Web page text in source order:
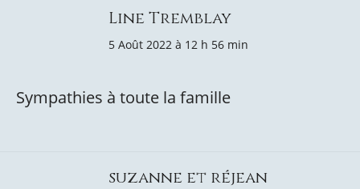
Line Tremblay
5 Août 2022 à 12 h 56 min
Sympathies à toute la famille
suzanne et réjean